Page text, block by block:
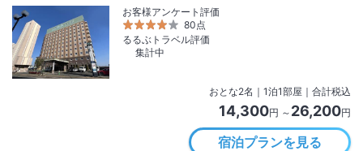
お客様アンケート評価
80点
るるぶトラベル評価
集計中
おとな2名 ｜ 1泊1部屋｜合計税込
14,300円 ～ 26,200円
宿泊プランを見る